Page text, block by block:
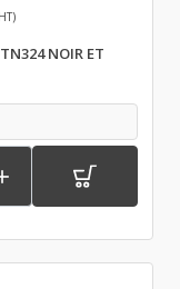
NOIR ET